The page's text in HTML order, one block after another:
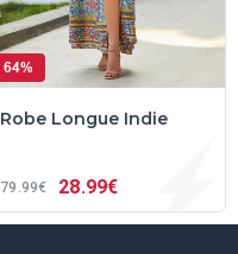
64%
Robe Longue Indie
79 99€ 28 99€